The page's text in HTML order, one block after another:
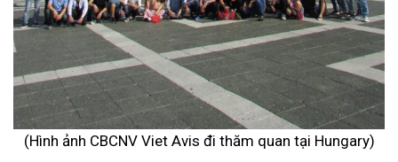
(Hình ảnh CBCNV Viet Avis đi thăm quan tại Hungary)